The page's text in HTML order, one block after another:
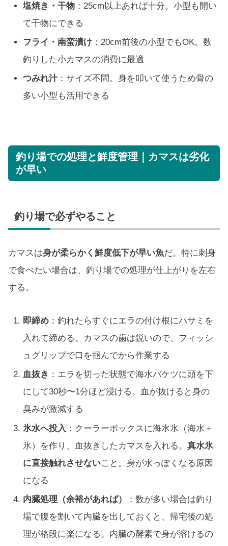
塩焼き・干物 ：25cm以上あれば十分。小型も開い
て干物にできる
フライ・南蛮漬け ：20cm前後の小型でもOK。数
釣りした小カマスの消費に最適
つみれ汁：サイズ不問。身を叩いて使うため骨の
多い小型も活用できる
釣り場での処理と鮮度管理｜カマスは劣化
が早い
釣り場で必ずやること
カマスは身が柔らかく鮮度低下が早い魚だ。特に刺身
で食べたい場合は、釣り場での処理が仕上がりを左右
する。
即締め ：釣れたらすぐにエラの付け根にハサミを
入れて締める。カマスの歯は鋭いので、フィッシ
ュグリップで口を掴んでから作業する
血抜き ：エラを切った状態で海水バケツに頭を下
にして30秒〜1分ほど浸ける。血が抜けると身の
臭みが激減する
氷水へ投入 ：クーラーボックスに海水氷（海水＋
氷）を作り、血抜きしたカマスを入れる。真水氷
に直接触れさせないこと。身が水っぽくなる原因
になる
内臓処理（余裕があれば）
：数が多い場合は釣り
場で腹を割いて内臓を出しておくと、帰宅後の処
理が格段に楽になる。内臓の酵素で身が溶けるの